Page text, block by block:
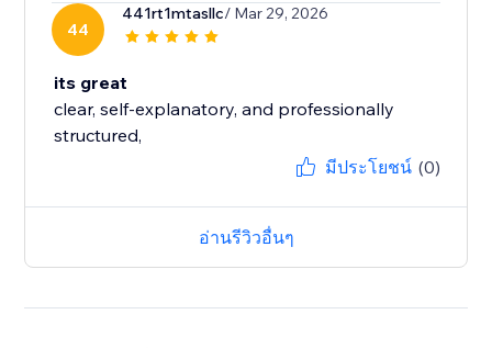
44
441rt1mtasllc/ Mar 29, 2026
its great
clear, self‑explanatory, and professionally
structured,
มีประโยชน์ (0)
อ่านรีวิวอื่นๆ